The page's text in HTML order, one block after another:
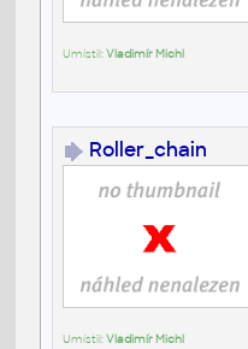
Umístil:Vladimír Michl
Roller_chain
Umístil:Vladimír Michl